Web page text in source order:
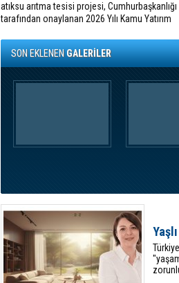
atıksu arıtma tesisi projesi, Cumhurbaşkanlığı
tarafından onaylanan 2026 Yılı Kamu Yatırım
SON EKLENENGALERİLER